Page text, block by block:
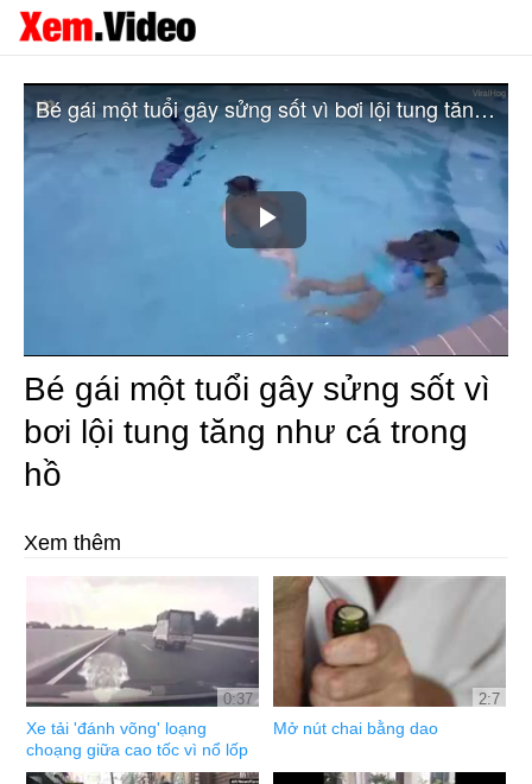
Play
Video
Bé gái một tuổi gây sửng sốt vì bơi lội tung tăng như cá trong hồ
Bé gái một tuổi gây sửng sốt vì
bơi lội tung tăng như cá trong
hồ
Xem thêm
0:37
Xe tải 'đánh võng' loạng
choạng giữa cao tốc vì nổ lốp
2:7
Mở nút chai bằng dao